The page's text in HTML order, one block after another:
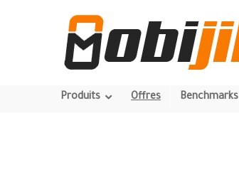
Produits Offres Benchmarks